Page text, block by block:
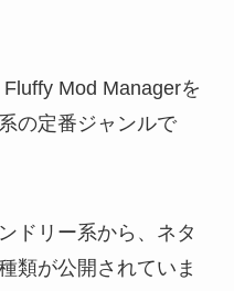
Mod Managerを
の定番ジャンルで
ドリー系から、ネタ
類が公開されていま